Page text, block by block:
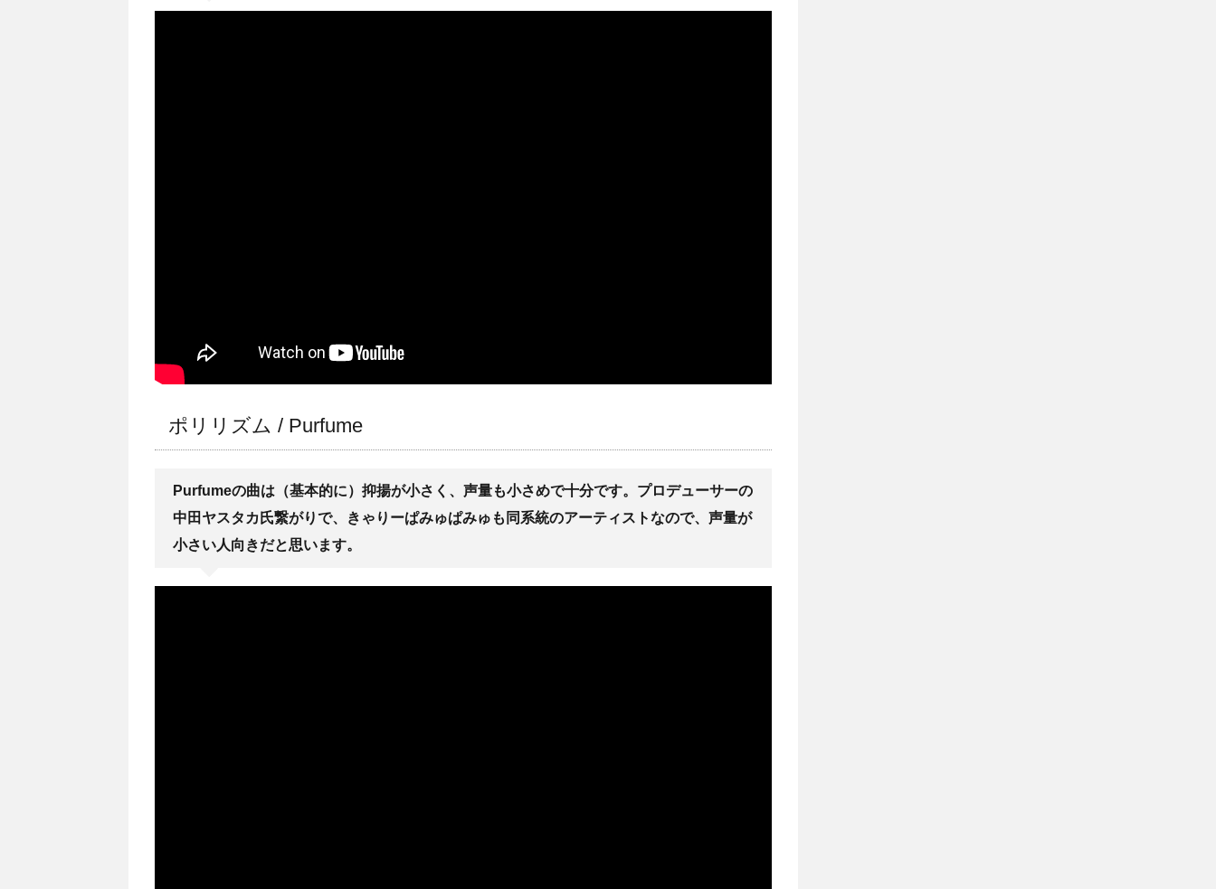
ポリリズム / Purfume
Purfumeの曲は（基本的に）抑揚が小さく、声量も小さめで十分です。プロデューサーの
中田ヤスタカ氏繋がりで、きゃりーぱみゅぱみゅも同系統のアーティストなので、声量が
小さい人向きだと思います。